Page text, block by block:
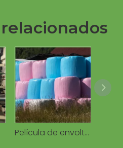
Película de envoltura de ensilaje Película de envoltura elástica de rollo redondo LLDPE para ensilaje Película de envoltura de ensilaje de balas de hierba Película de ensilaje agrícola